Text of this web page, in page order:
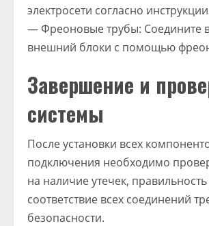
электросети согласно
— Фреоновые трубы: Соедините
внешний блоки с помощью
Завершение и
системы
После установки всех
подключения необходимо
на наличие утечек,
соответствие всех соединений
безопасности.